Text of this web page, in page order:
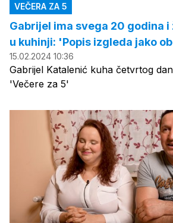
VEČERA ZA 5
Gabrijel ima svega 20 godina i
u kuhinji: 'Popis izgleda jako
15.02.2024 10:36
Gabrijel Katalenić kuha četvrtog
'Večere za 5'